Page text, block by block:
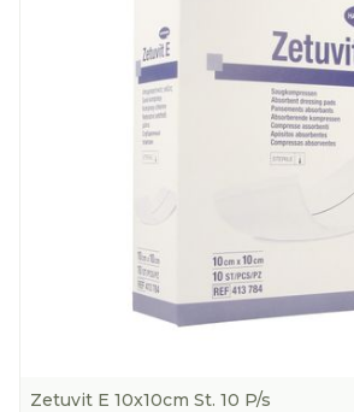
Hoeveelheid
Verpakking
10 p/s
Zetuvit E 10x10cm St. 10 P/s